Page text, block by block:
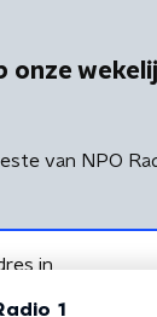
onze
van NPO